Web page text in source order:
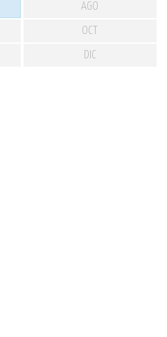
AGO
OCT
DIC